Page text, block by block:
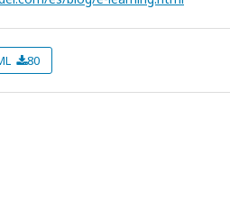
80